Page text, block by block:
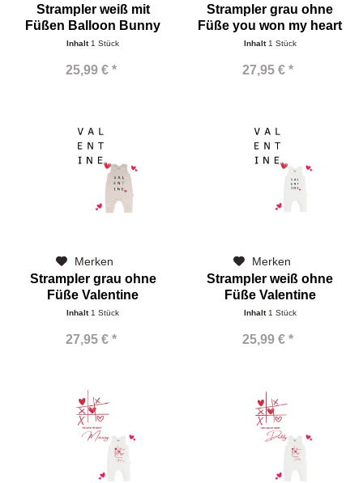
Strampler weiß mit
Füßen Balloon Bunny
Inhalt1 Stück
25,99 € *
Strampler grau ohne
Füße you won my heart
mommy
Inhalt1 Stück
27,95 € *
Merken
Strampler grau ohne
Füße Valentine
Inhalt 1 Stück
27,95 € *
Merken
Strampler weiß ohne
Füße Valentine
Inhalt 1 Stück
25,99 € *